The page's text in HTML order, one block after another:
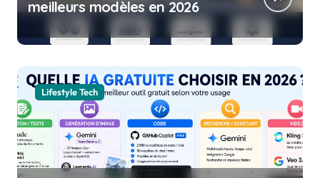
meilleurs modèles en 2026
Lifestyle Tech